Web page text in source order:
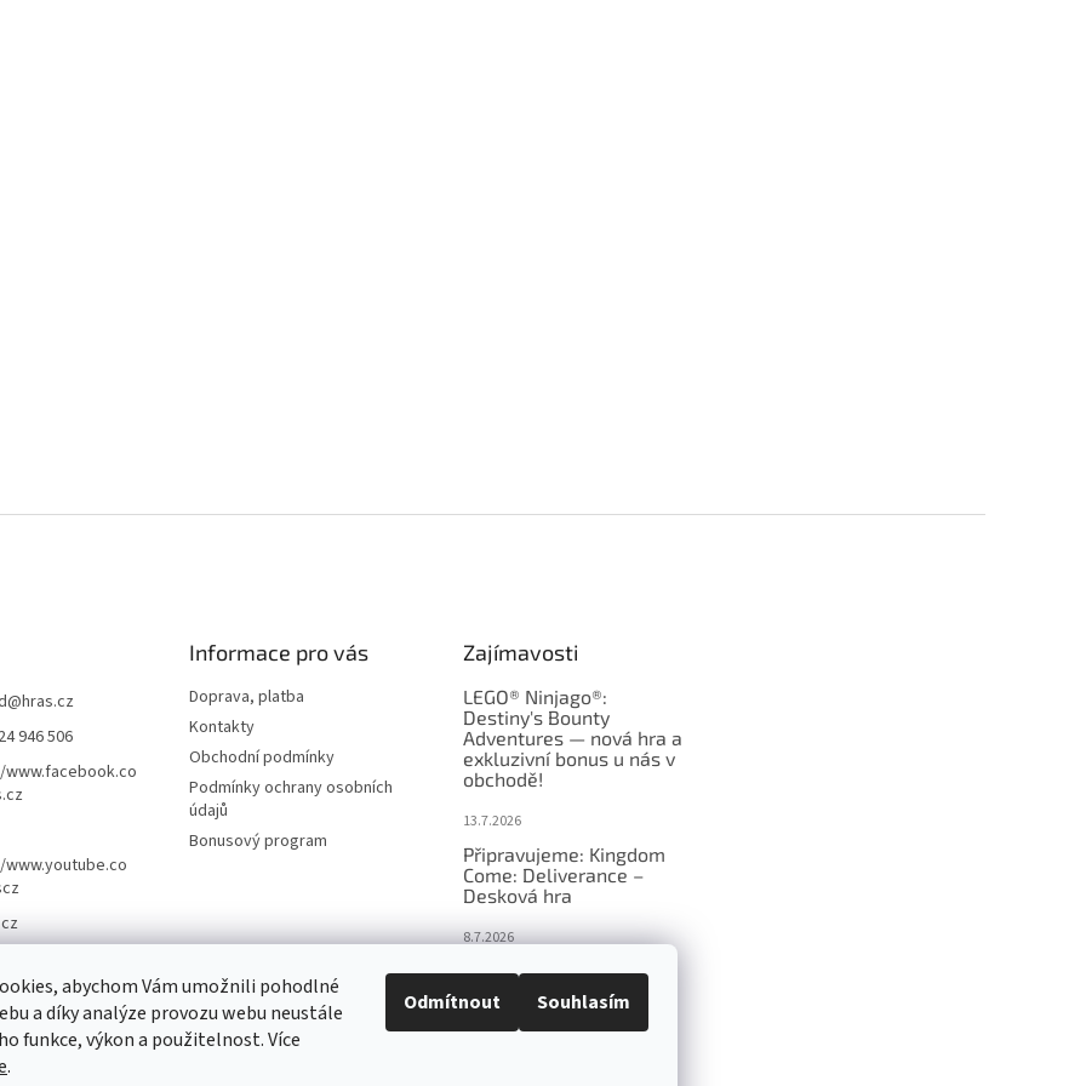
abychom Vám umožnili pohodlné
a díky analýze provozu webu neustále
funkce, výkon a použitelnost. Více
.
Odmítnout Souhlasím
@hras.cz
946 506
Informace pro vás
Doprava, platba
Kontakty
Obchodní podmínky
Podmínky ochrany osobních
údajů
Bonusový program
Zajímavosti
LEGO® Ninjago®:
Destiny's Bounty
Adventures — nová hra a
exkluzivní bonus u nás v
obchodě!
13.7.2026
Připravujeme: Kingdom
Come: Deliverance –
Desková hra
8.7.2026
Nejlepší deskové hry:
výběr, který frčí v celém
Česku